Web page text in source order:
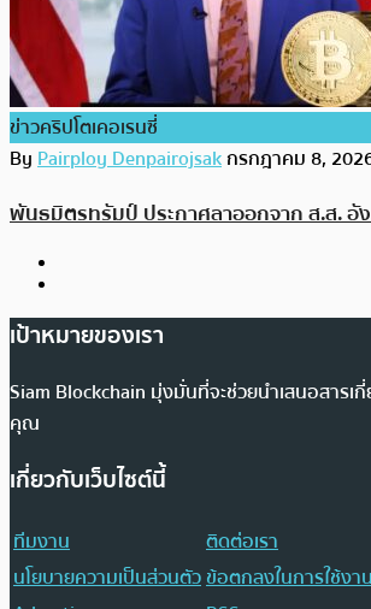
ข่าวคริปโตเคอเรนซี่
ByPairploy Denpairojsakกรกฎาคม 8,
พันธมิตรทรัมป์ ประกาศลาออกจาก ส.ส. อั
เป้าหมายของเรา
Siam Blockchain มุ่งมั่นที่จะช่วยนำเสนอสารเ
คุณ
เกี่ยวกับเว็บไซต์นี้
ทีมงาน
ติดต่อเรา
นโยบายความเป็นส่วนตัวข้อตกลงในการใช้งา